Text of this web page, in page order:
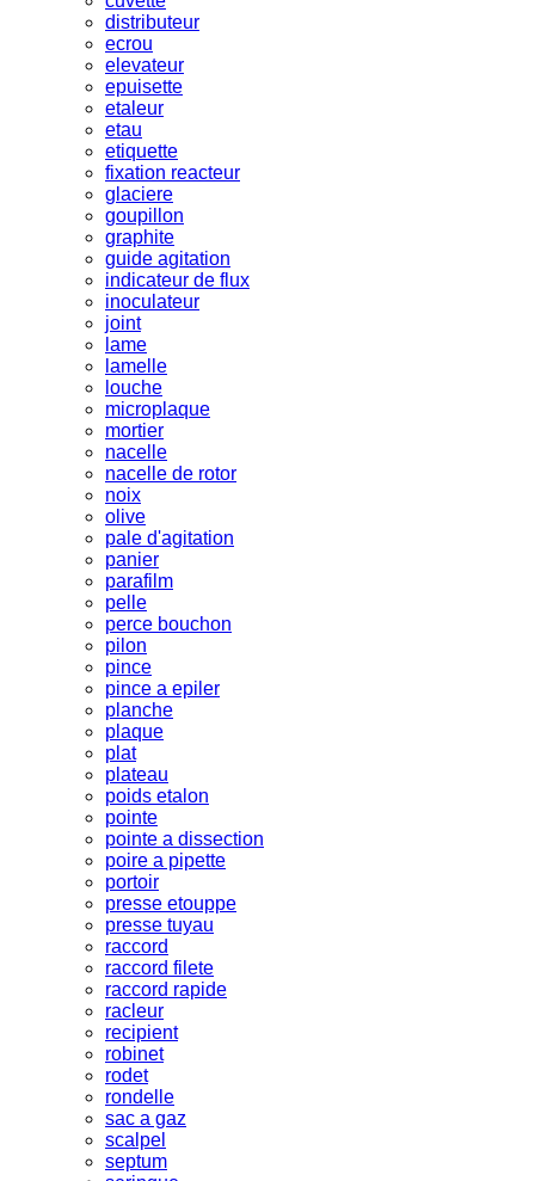
distributeur
ecrou
elevateur
epuisette
etaleur
etau
etiquette
fixation reacteur
glaciere
goupillon
graphite
guide agitation
indicateur de flux
inoculateur
joint
lame
lamelle
louche
microplaque
mortier
nacelle
nacelle de rotor
noix
olive
pale d'agitation
panier
parafilm
pelle
perce bouchon
pilon
pince
pince a epiler
planche
plaque
plat
plateau
poids etalon
pointe
pointe a dissection
poire a pipette
portoir
presse etouppe
presse tuyau
raccord
raccord filete
raccord rapide
racleur
recipient
robinet
rodet
rondelle
sac a gaz
scalpel
septum